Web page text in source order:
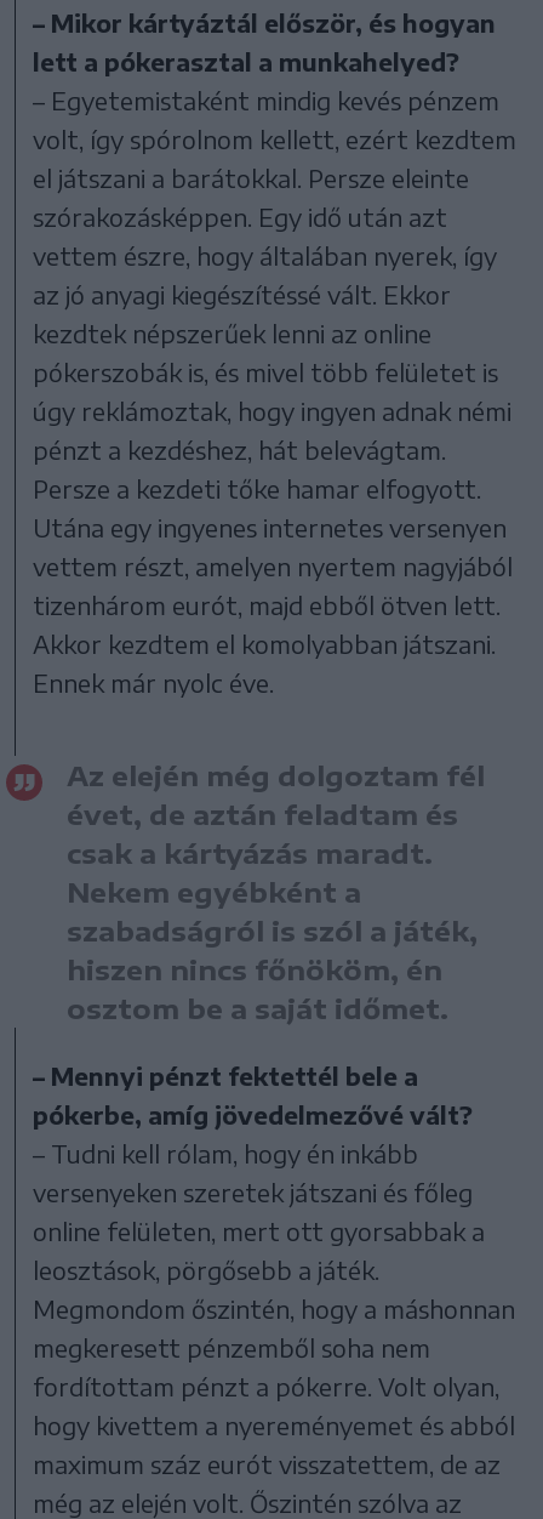
– Mikor kártyáztál először, és hogyan
lett a pókerasztal a munkahelyed?
– Egyetemistaként mindig kevés pénzem
volt, így spórolnom kellett, ezért kezdtem
el játszani a barátokkal. Persze eleinte
szórakozásképpen. Egy idő után azt
vettem észre, hogy általában nyerek, így
az jó anyagi kiegészítéssé vált. Ekkor
kezdtek népszerűek lenni az online
pókerszobák is, és mivel több felületet is
úgy reklámoztak, hogy ingyen adnak némi
pénzt a kezdéshez, hát belevágtam.
Persze a kezdeti tőke hamar elfogyott.
Utána egy ingyenes internetes versenyen
vettem részt, amelyen nyertem nagyjából
tizenhárom eurót, majd ebből ötven lett.
Akkor kezdtem el komolyabban játszani.
Ennek már nyolc éve.
Az elején még dolgoztam fél
évet, de aztán feladtam és
csak a kártyázás maradt.
Nekem egyébként a
szabadságról is szól a játék,
hiszen nincs főnököm, én
osztom be a saját időmet.
– Mennyi pénzt fektettél bele a
pókerbe, amíg jövedelmezővé vált?
– Tudni kell rólam, hogy én inkább
versenyeken szeretek játszani és főleg
online felületen, mert ott gyorsabbak a
leosztások, pörgősebb a játék.
Megmondom őszintén, hogy a máshonnan
megkeresett pénzemből soha nem
fordítottam pénzt a pókerre. Volt olyan,
hogy kivettem a nyereményemet és abból
maximum száz eurót visszatettem, de az
még az elején volt. Őszintén szólva az